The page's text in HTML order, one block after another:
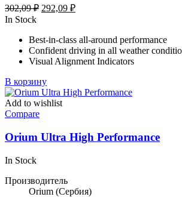
302,09₽ Первоначальная
302,09 ₽.
292,09 ₽Текущая
In Stock
Best-in-class all-around performance
Confident driving in all weather
Visual Alignment Indicators
В корзину
Add to wishlist
Compare
Orium Ultra High Performance
In Stock
Производитель
Orium (Сербия)